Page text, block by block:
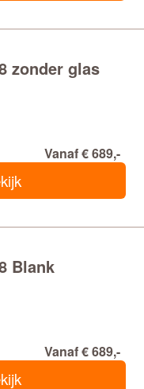
zonder glas
Vanaf € 689,-
Blank
Vanaf € 689,-